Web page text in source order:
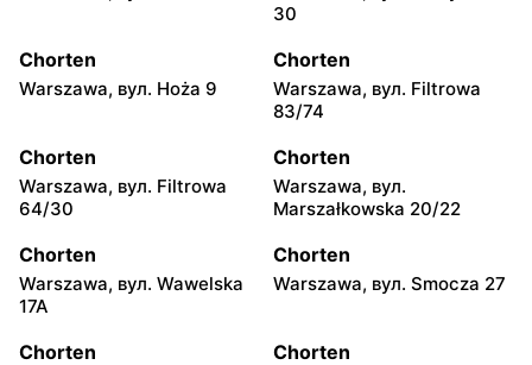
30
Chorten
Warszawa, вул. Hoża 9
Chorten
Warszawa, вул. Filtrowa
83/74
Chorten
Warszawa, вул. Filtrowa
64/30
Chorten
Warszawa, вул.
Marszałkowska 20/22
Chorten
Warszawa, вул. Wawelska
17A
Chorten
Warszawa, вул. Smocza 27
Chorten Chorten